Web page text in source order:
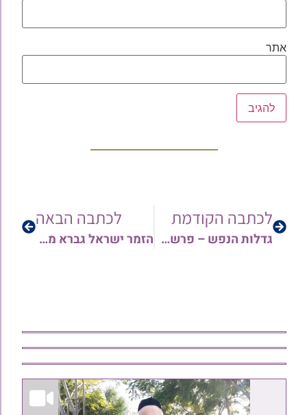
אתר
לכתבה הקודמת
גדלות הנפש – פרשת ויצא עם הרב ארז רמתי שליט"א • צפו
לכתבה הבאה
הזמר ישראל גברא מגיש: להיט הפופ החדש שנוצר בעקבות השיח הציבורי ההולך ומתלהם